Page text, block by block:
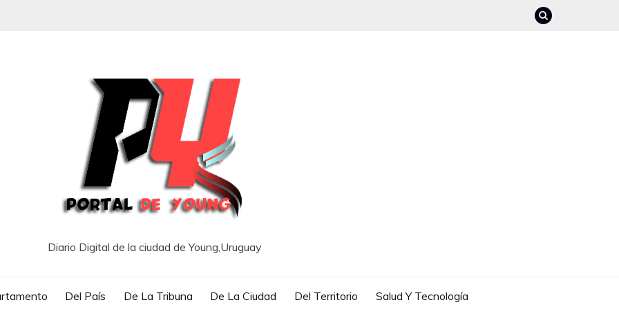
Diario Digital de la ciudad de Young,Uruguay
Del País De La Tribuna De La Ciudad Del Territorio Salud Y Tecnología